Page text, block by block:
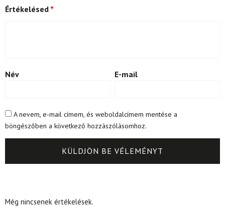
Értékelésed *
Név E-mail
A nevem, e-mail címem, és weboldalcímem mentése a
böngészőben a következő hozzászólásomhoz.
Még nincsenek értékelések.